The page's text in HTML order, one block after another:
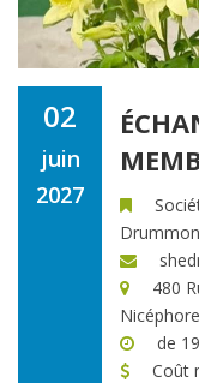
02
juin
2027
480
de
Coût